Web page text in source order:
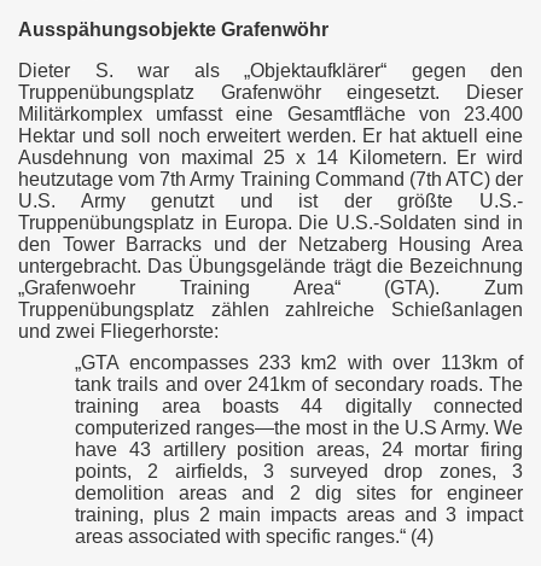
Ausspähungsobjekte Grafenwöhr
Dieter S. war als „Objektaufklärer“ gegen den
Truppenübungsplatz Grafenwöhr eingesetzt. Dieser
Militärkomplex umfasst eine Gesamtfläche von 23.400
Hektar und soll noch erweitert werden. Er hat aktuell eine
Ausdehnung von maximal 25 x 14 Kilometern. Er wird
heutzutage vom 7th Army Training Command (7th ATC) der
U.S. Army genutzt und ist der größte U.S.-
Truppenübungsplatz in Europa. Die U.S.-Soldaten sind in
den Tower Barracks und der Netzaberg Housing Area
untergebracht. Das Übungsgelände trägt die Bezeichnung
„Grafenwoehr Training Area“ (GTA). Zum
Truppenübungsplatz zählen zahlreiche Schießanlagen
und zwei Fliegerhorste:
„GTA encompasses 233 km2 with over 113km of
tank trails and over 241km of secondary roads. The
training area boasts 44 digitally connected
computerized ranges—the most in the U.S Army. We
have 43 artillery position areas, 24 mortar firing
points, 2 airfields, 3 surveyed drop zones, 3
demolition areas and 2 dig sites for engineer
training, plus 2 main impacts areas and 3 impact
areas associated with specific ranges.“ (4)